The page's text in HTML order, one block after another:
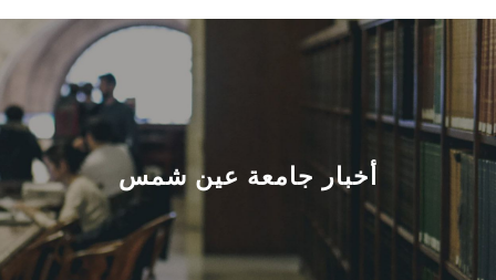
الرئيسيـة
عن الجامعة
القطاعـات
الشئون الأكاديمية
أخبار جامعة عين شمس